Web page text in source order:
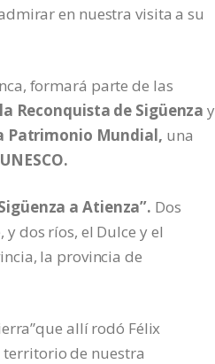
en nuestra visita a su
formará parte de las
Reconquista de Sigüenzay
Patrimonio Mundial, una
a Atienza”. Dos
dos ríos, el Dulce y el
la provincia de
allí rodó Félix
territorio de nuestra